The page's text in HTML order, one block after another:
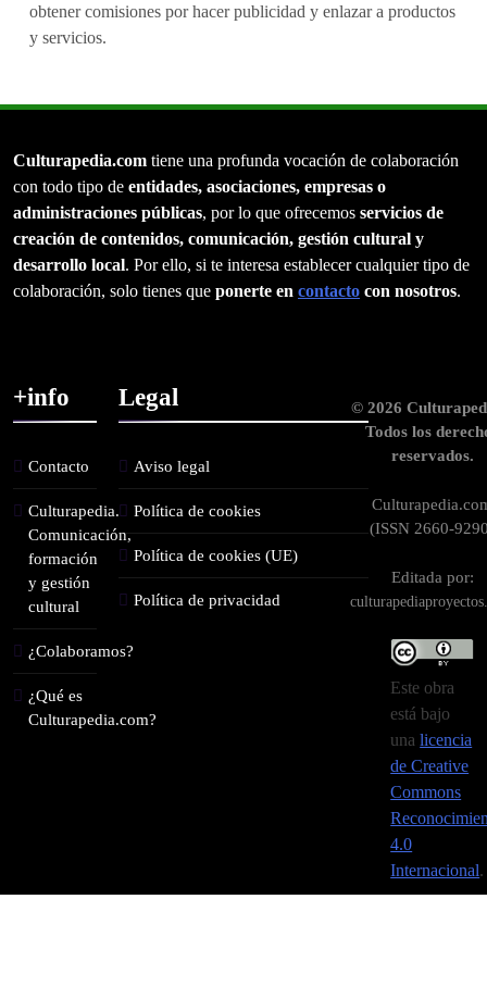
obtener comisiones por hacer publicidad y enlazar a productos
y servicios.
Culturapedia.com tiene una profunda vocación de colaboración
con todo tipo de entidades, asociaciones, empresas o
administraciones públicas, por lo que ofrecemos servicios de
creación de contenidos, comunicación, gestión cultural y
desarrollo local. Por ello, si te interesa establecer cualquier tipo de
colaboración, solo tienes que ponerte en contacto con nosotros.
+info
Contacto
Culturapedia.
Comunicación,
formación
y gestión
cultural
¿Colaboramos?
¿Qué es
Culturapedia.com?
Legal
Aviso legal
Política de cookies
Política de cookies (UE)
Política de privacidad
© 2026
Todos los
reservados.
(ISSN 2660-
Editada por:
Este obra
está bajo
unalicencia
de Creative
Commons
4.0
Internacional.